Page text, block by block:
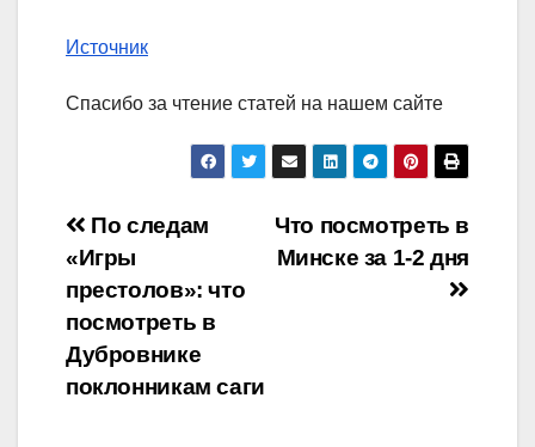
Источник
Спасибо за чтение статей на нашем сайте
Навигация
по
записям
Что посмотреть в
Минске за 1-2 дня
По следам
«Игры
престолов»: что
посмотреть в
Дубровнике
поклонникам саги